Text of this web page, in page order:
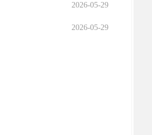
2026-05-29
2026-05-29